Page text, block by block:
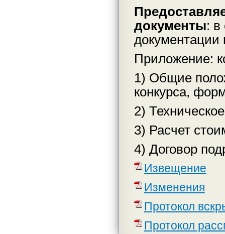
документы: в
Приложение:
1) Общие
конкурса,
2)
3) Расчет
4) Договор
Извещение
Изменения
Протокол
Протокол